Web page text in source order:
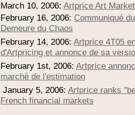
March 10, 2006: Artprice Art
February 16, 2006: Communiqué
Demeure du Chaos
February 14, 2006: Artprice 4T05
d'Artpricing et annonce de sa
February 1st, 2006: Artprice
marché de l'estimation
January 5, 2006: Artprice ranks
French financial markets